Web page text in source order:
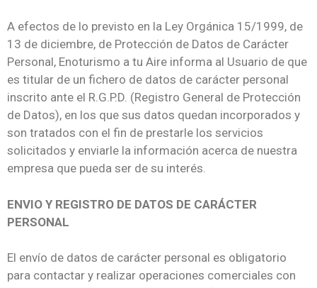
A efectos de lo previsto en la Ley Orgánica 15/1999, de
13 de diciembre, de Protección de Datos de Carácter
Personal, Enoturismo a tu Aire informa al Usuario de que
es titular de un fichero de datos de carácter personal
inscrito ante el R.G.P.D. (Registro General de Protección
de Datos), en los que sus datos quedan incorporados y
son tratados con el fin de prestarle los servicios
solicitados y enviarle la información acerca de nuestra
empresa que pueda ser de su interés.
ENVIO Y REGISTRO DE DATOS DE CARÁCTER
PERSONAL
El envío de datos de carácter personal es obligatorio
para contactar y realizar operaciones comerciales con